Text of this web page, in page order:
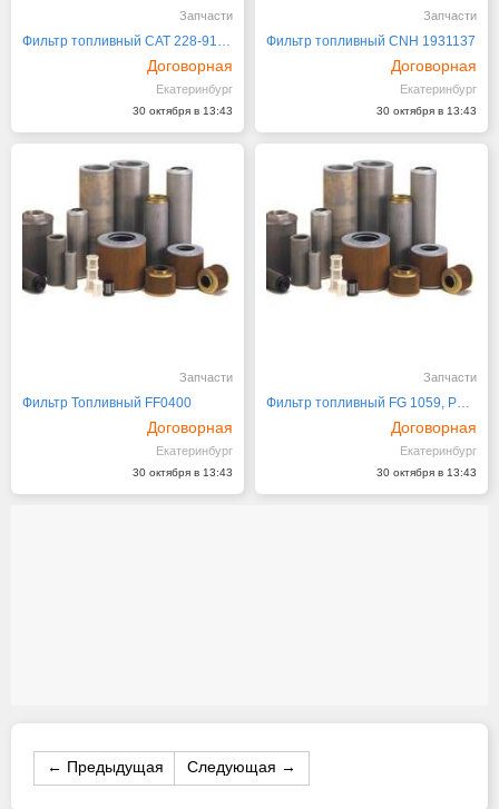
Запчасти
Фильтр топливный CAT 228-9130, 361-9554
Договорная
Екатеринбург
30 октября в 13:43
Запчасти
Фильтр топливный CNH 1931137
Договорная
Екатеринбург
30 октября в 13:43
Запчасти
Фильтр Топливный FF0400
Договорная
Екатеринбург
30 октября в 13:43
Запчасти
Фильтр топливный FG 1059, P551856
Договорная
Екатеринбург
30 октября в 13:43
← Предыдущая Следующая →